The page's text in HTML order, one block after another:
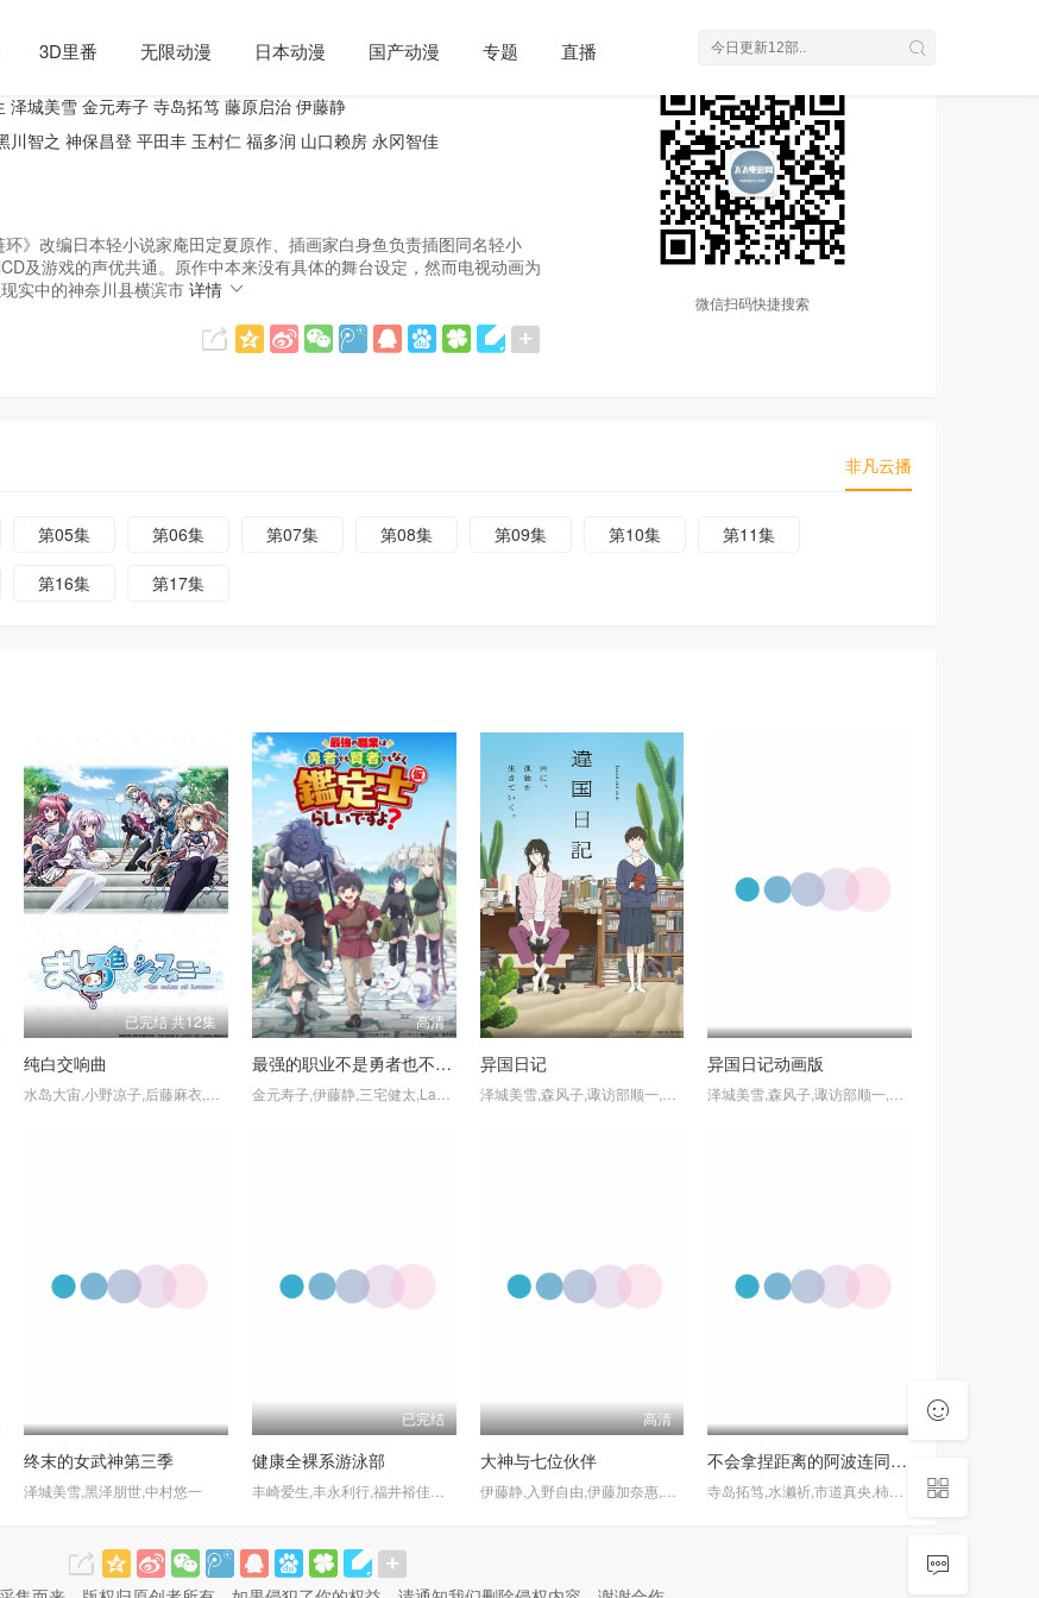
3D里番 无限动漫 日本动漫 国产动漫 专题 直播
泽城美雪 金元寿子 寺岛拓笃 藤原启治 伊藤静
川智之 神保昌登 平田丰 玉村仁 福多润 山口赖房 永冈智佳
环》改编日本轻小说家庵田定夏原作、插画家白身鱼负责插图同名轻小
及游戏的声优共通。原作中本来没有具体的舞台设定，然而电视动画为
实中的神奈川县横滨市 详情
微信扫码快捷搜索
非凡云播
第05集 第06集 第07集 第08集 第09集 第10集 第11集
第16集 第17集
已完结 共12集
纯白交响曲
水岛大宙,小野凉子,后藤麻衣,壹智村小真,力丸乃梨子,吉田真弓,樱井浩美,瑞泽溪
高清
最强的职业不是勇者也不是贤者好像是鉴定士(伪)的样子?
金元寿子,伊藤静,三宅健太,Lamalfa/Michelle立山,首藤志奈
异国日记
泽城美雪,森风子,诹访部顺一,诸星堇,松井惠理子,近藤隆,大原沙耶香
异国日记动画版
泽城美雪,森风子,诹访部顺一,诸星堇,松井惠理子,近藤隆,大原沙耶香
终末的女武神第三季
泽城美雪,黑泽朋世,中村悠一
已完结
健康全裸系游泳部
高清
大神与七位伙伴 不会拿捏距离的阿波连同学第二季